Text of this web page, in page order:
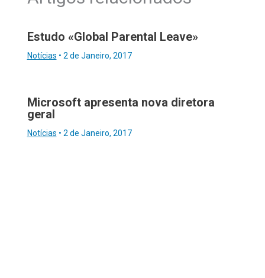
Estudo «Global Parental Leave»
Notícias • 2 de Janeiro, 2017
Microsoft apresenta nova diretora
geral
Notícias • 2 de Janeiro, 2017